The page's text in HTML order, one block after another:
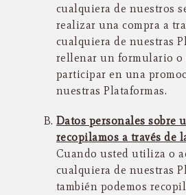
cualquiera de nuestros
realizar una compra a
cualquiera de nuestras
rellenar un formulario o
participar en una
nuestras Plataformas.
Datos personales sobre
recopilamos a través de
Cuando usted utiliza o
cualquiera de nuestras
también podemos